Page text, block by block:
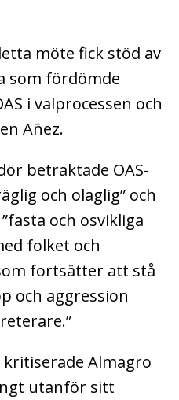
möte fick stöd av
som fördömde
i valprocessen och
Añez.
betraktade OAS-
och olaglig” och
och osvikliga
folket och
fortsätter att stå
och aggression
Almagro
utanför sitt